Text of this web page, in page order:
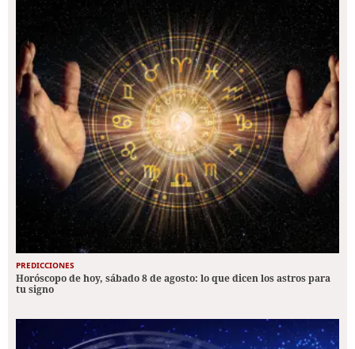
PREDICCIONES
Horóscopo de hoy, sábado 8 de agosto: lo que dicen los astros para
tu signo